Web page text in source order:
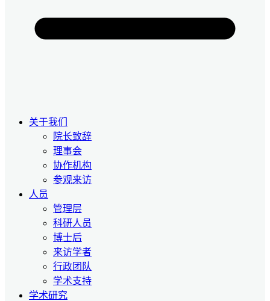
关于我们
院长致辞
理事会
协作机构
参观来访
人员
管理层
科研人员
博士后
来访学者
行政团队
学术支持
学术研究